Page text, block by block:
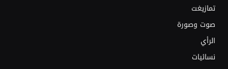
تمازيغت
صوت وصورة
الرأي
نسائيات